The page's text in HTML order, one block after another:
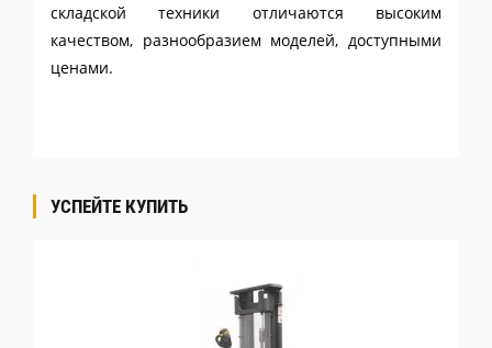
складской техники отличаются высоким
качеством, разнообразием моделей, доступными
ценами.
УСПЕЙТЕ КУПИТЬ